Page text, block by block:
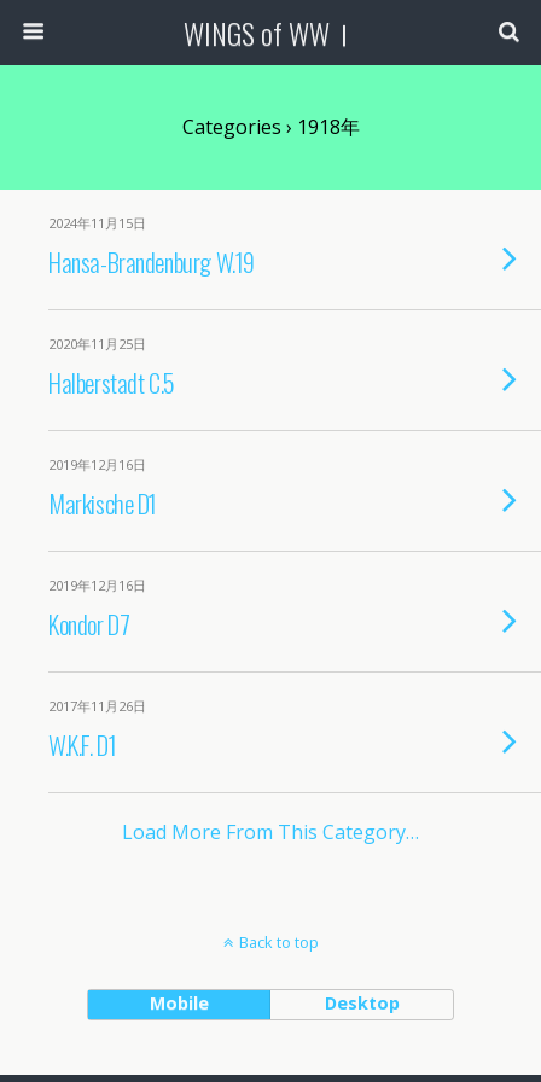
WINGS of WWⅠ
Categories › 1918年
2024年11月15日
Hansa-Brandenburg W.19
2020年11月25日
Halberstadt C.5
2019年12月16日
Markische D1
2019年12月16日
Kondor D7
2017年11月26日
W.K.F. D1
Load More From This Category…
Back to top
Mobile Desktop